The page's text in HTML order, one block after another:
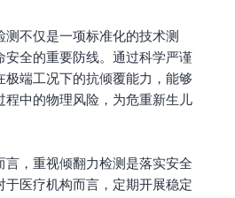
不仅是一项标准化的技术测
安全的重要防线。通过科学严谨
极端工况下的抗倾覆能力，能够
程中的物理风险，为危重新生儿
言，重视倾翻力检测是落实安全
于医疗机构而言，定期开展稳定